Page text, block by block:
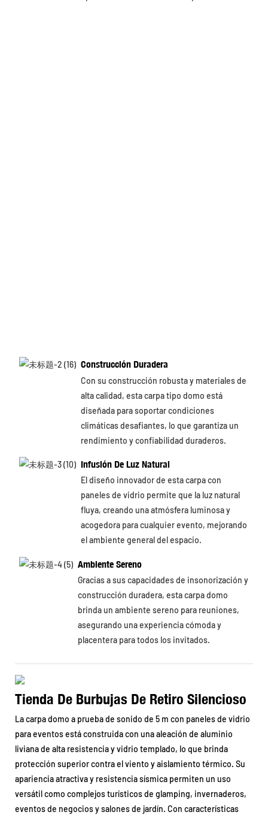
Construcción Duradera
Con su construcción robusta y materiales de
alta calidad, esta carpa tipo domo está
diseñada para soportar condiciones
climáticas desafiantes, lo que garantiza un
rendimiento y confiabilidad duraderos.
Infusión De Luz Natural
El diseño innovador de esta carpa con
paneles de vidrio permite que la luz natural
fluya, creando una atmósfera luminosa y
acogedora para cualquier evento, mejorando
el ambiente general del espacio.
Ambiente Sereno
Gracias a sus capacidades de insonorización y
construcción duradera, esta carpa domo
brinda un ambiente sereno para reuniones,
asegurando una experiencia cómoda y
placentera para todos los invitados.
Tienda De Burbujas De Retiro Silencioso
La carpa domo a prueba de sonido de 5 m con paneles de vidrio
para eventos está construida con una aleación de aluminio
liviana de alta resistencia y vidrio templado, lo que brinda
protección superior contra el viento y aislamiento térmico. Su
apariencia atractiva y resistencia sísmica permiten un uso
versátil como complejos turísticos de glamping, invernaderos,
eventos de negocios y salones de jardín. Con características